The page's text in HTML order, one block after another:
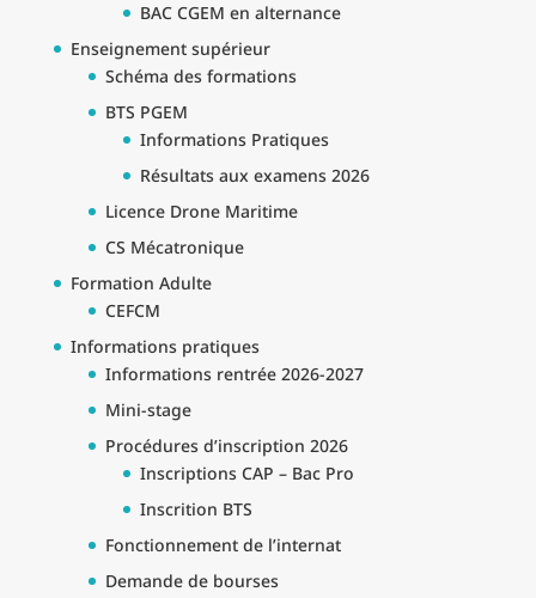
BAC CGEM en alternance
Enseignement supérieur
Schéma des formations
BTS PGEM
Informations Pratiques
Résultats aux examens 2026
Licence Drone Maritime
CS Mécatronique
Formation Adulte
CEFCM
Informations pratiques
Informations rentrée 2026-2027
Mini-stage
Procédures d’inscription 2026
Inscriptions CAP – Bac Pro
Inscrition BTS
Fonctionnement de l’internat
Demande de bourses